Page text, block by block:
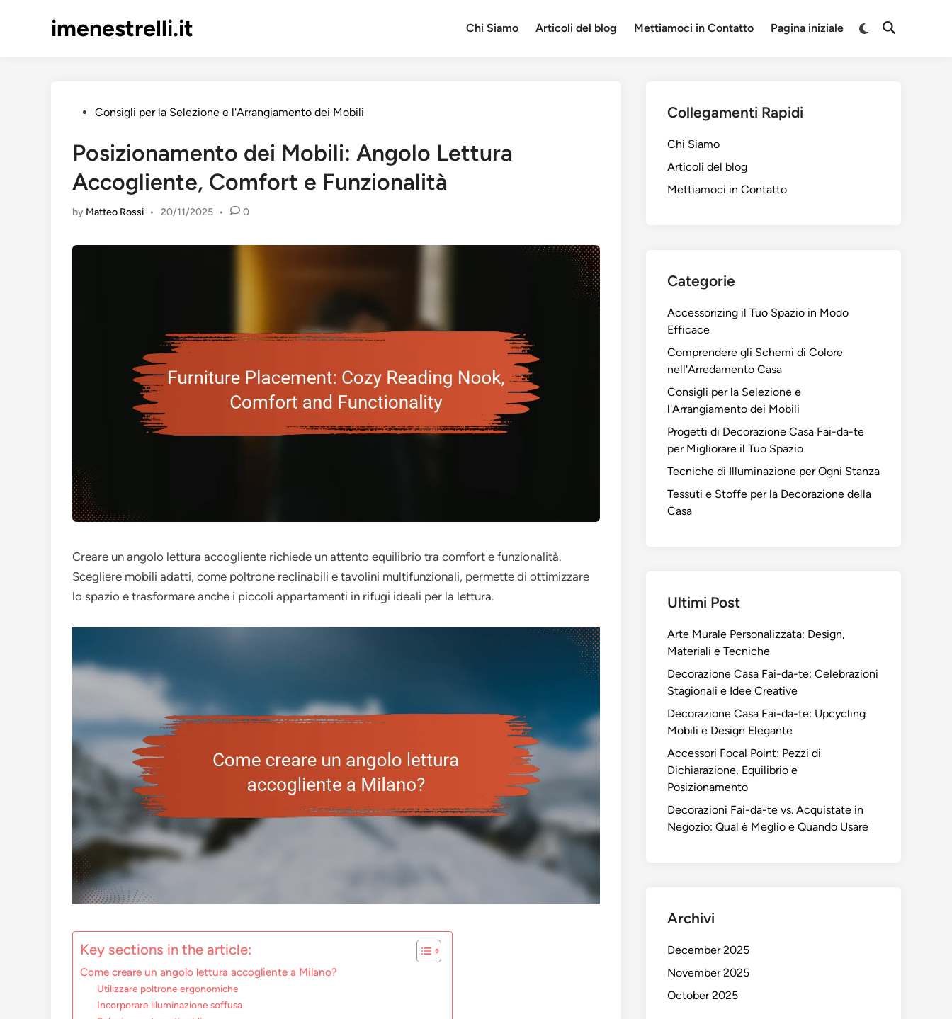
imenestrelli.it Chi Siamo Articoli del blog Mettiamoci in Contatto Pagina iniziale
Switch
Open
PostedConsigli per la Selezione e l'Arrangiamento dei Mobili
Posizionamento dei Mobili: Angolo Lettura
Accogliente, Comfort e Funzionalità
by Matteo Rossi • 20/11/2025 • 0
Creare un angolo lettura accogliente richiede un attento equilibrio tra comfort e funzionalità.
Scegliere mobili adatti, come poltrone reclinabili e tavolini multifunzionali, permette di ottimizzare
lo spazio e trasformare anche i piccoli appartamenti in rifugi ideali per la lettura.
Key sections in the article:
Come creare un angolo lettura accogliente a Milano?
Utilizzare poltrone ergonomiche
Incorporare illuminazione soffusa
Collegamenti Rapidi
Chi Siamo
Articoli del blog
Mettiamoci in Contatto
Categorie
Accessorizing il Tuo Spazio in Modo
Efficace
Comprendere gli Schemi di Colore
nell'Arredamento Casa
Consigli per la Selezione e
l'Arrangiamento dei Mobili
Progetti di Decorazione Casa Fai-da-te
per Migliorare il Tuo Spazio
Tecniche di Illuminazione per Ogni Stanza
Tessuti e Stoffe per la Decorazione della
Casa
Ultimi Post
Arte Murale Personalizzata: Design,
Materiali e Tecniche
Decorazione Casa Fai-da-te: Celebrazioni
Stagionali e Idee Creative
Decorazione Casa Fai-da-te: Upcycling
Mobili e Design Elegante
Accessori Focal Point: Pezzi di
Dichiarazione, Equilibrio e
Posizionamento
Decorazioni Fai-da-te vs. Acquistate in
Negozio: Qual è Meglio e Quando Usare
Archivi
December 2025
November 2025
October 2025